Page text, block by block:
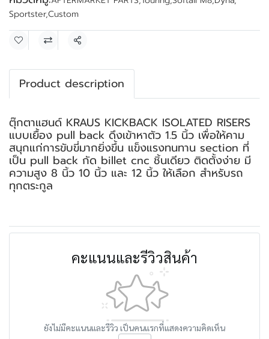
Sportster,Custom
แชร์
Product description
ตุ๊กตาแฮนด์ KRAUS KICKBACK ISOLATED RISERS
แบบเยื้อง pull back ดึงเข้าหาตัว 1.5 นิ้ว เพื่อให้คาม
สนุกแก่การขับขี่มากยิ่งขึ้น แข็งแรงทนทาน section ที่
เป็น pull back กัด billet cnc ชิ้นเดียว ติดตั้งง่าย มี
ความสูง 8 นิ้ว 10 นิ้ว และ 12 นิ้ว ให้เลือก สำหรับรถ
ทุกตระกูล
คะแนนและรีวิวสินค้า
ยังไม่มีคะแนนและรีวิว เป็นคนแรกที่แสดงความคิดเห็น